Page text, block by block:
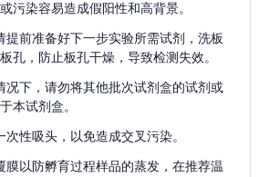
污染容易造成假阳性和高背景。
提前准备好下一步实验所需试剂，洗板
孔，防止板孔干燥，导致检测失效。
况下，请勿将其他批次试剂盒的试剂或
本试剂盒。
次性吸头，以免造成交叉污染。
膜以防孵育过程样品的蒸发，在推荐温